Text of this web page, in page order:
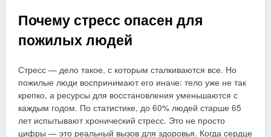
Почему стресс опасен для
пожилых людей
Стресс — дело такое, с которым сталкиваются все. Но
пожилые люди воспринимают его иначе: тело уже не так
крепко, а ресурсы для восстановления уменьшаются с
каждым годом. По статистике, до 60% людей старше 65
лет испытывают хронический стресс. Это не просто
цифры — это реальный вызов для здоровья. Когда сердце